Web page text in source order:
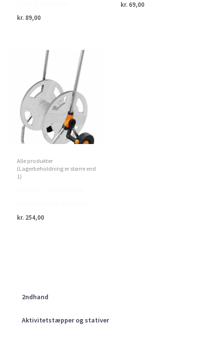
2ndhand
Aktivitetstæpper og stativer
kr. 89,00
kr. 69,00
Alle produkter
(Lagerbeholdning er større end
1)
kr. 254,00